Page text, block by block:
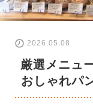
2026.05.08
厳選メニュ
おしゃれパ